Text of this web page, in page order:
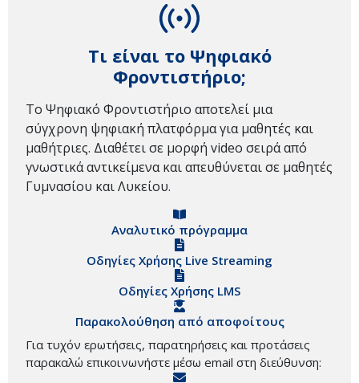
Τι είναι το Ψηφιακό
Φροντιστήριο;
Το Ψηφιακό Φροντιστήριο αποτελεί μια
σύγχρονη ψηφιακή πλατφόρμα για μαθητές και
μαθήτριες. Διαθέτει σε μορφή video σειρά από
γνωστικά αντικείμενα και απευθύνεται σε μαθητές
Γυμνασίου και Λυκείου.
Αναλυτικό πρόγραμμα
Οδηγίες Χρήσης Live Streaming
Οδηγίες Χρήσης LMS
Παρακολούθηση από αποφοίτους
Για τυχόν ερωτήσεις, παρατηρήσεις και προτάσεις
παρακαλώ επικοινωνήστε μέσω email στη διεύθυνση: